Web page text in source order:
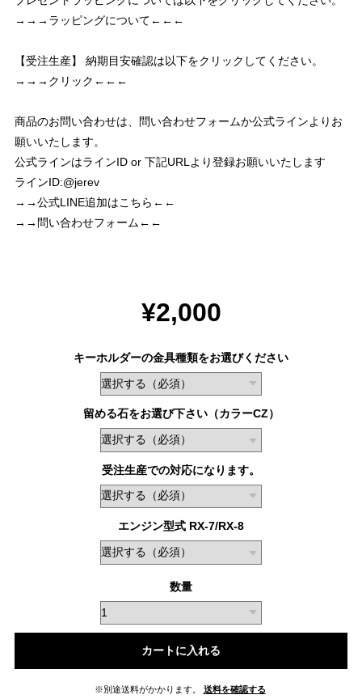
→→→ラッピングについて←←←
【受注生産】 納期目安確認は以下をクリックしてください。
→→→クリック←←←
商品のお問い合わせは、問い合わせフォームか公式ラインよりお
願いいたします。
公式ラインはラインID or 下記URLより登録お願いいたします
ラインID:@jerev
→→公式LINE追加はこちら←←
→→問い合わせフォーム←←
¥2,000
キーホルダーの金具種類をお選びください
留める石をお選び下さい（カラーCZ）
受注生産での対応になります。
エンジン型式 RX-7/RX-8
数量
カートに入れる
※別途送料がかかります。
送料を確認する